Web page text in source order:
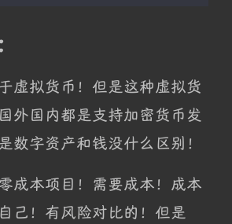
虚拟货币！但是这种虚拟货
外国内都是支持加密货币发
数字资产和钱没什么区别！
成本项目！需要成本！成本
己！有风险对比的！但是